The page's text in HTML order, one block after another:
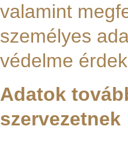
valamint
személyes
védelme
Adatok
szervezetnek